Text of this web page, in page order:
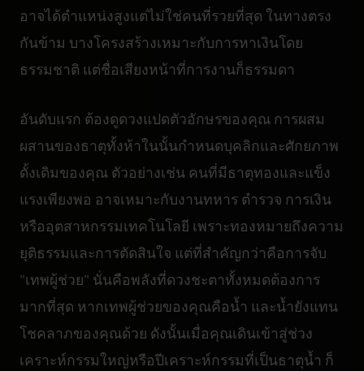
อาจได้ตำแหน่งสูงแต่ไม่ใช่คนที่รวยที่สุด ในทางตรง
กันข้าม บางโครงสร้างเหมาะกับการหาเงินโดย
ธรรมชาติ แต่ชื่อเสียงหน้าที่การงานก็ธรรมดา
อันดับแรก ต้องดูดวงแปดตัวอักษรของคุณ การผสม
ผสานของธาตุทั้งห้าในนั้นกำหนดบุคลิกและศักยภาพ
ดั้งเดิมของคุณ ตัวอย่างเช่น คนที่มีธาตุทองและแข็ง
แรงเพียงพอ อาจเหมาะกับงานทหาร ตำรวจ การเงิน
หรืออุตสาหกรรมเทคโนโลยี เพราะทองหมายถึงความ
ยุติธรรมและการตัดสินใจ แต่ที่สำคัญกว่าคือการจับ
"เทพผู้ช่วย" นั่นคือพลังที่ดวงชะตาทั้งหมดต้องการ
มากที่สุด หากเทพผู้ช่วยของคุณคือน้ำ และน้ำยังแทน
โชคลาภของคุณด้วย ดังนั้นเมื่อคุณเดินเข้าสู่ช่วง
เคราะห์กรรมใหญ่หรือปีเคราะห์กรรมที่เป็นธาตุน้ำ ก็